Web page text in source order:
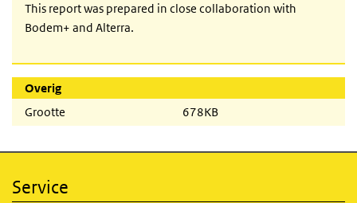
This report was prepared in close collaboration with
Bodem+ and Alterra.
Overig
Grootte
678KB
Service